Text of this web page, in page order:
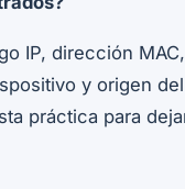
IP, dirección
y origen
práctica para